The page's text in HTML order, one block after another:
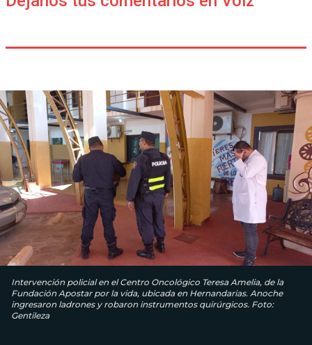
Intervención policial en el Centro Oncológico Teresa Amelia, de la
Fundación Apostar por la vida, ubicada en Hernandarias. Anoche
ingresaron ladrones y robaron instrumentos quirúrgicos. Foto:
Gentileza